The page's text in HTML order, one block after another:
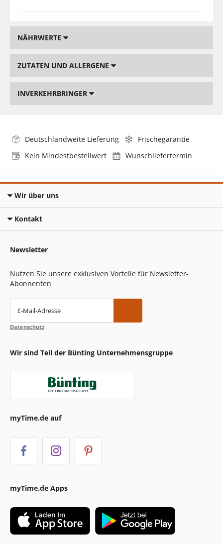
NÄHRWERTE
ZUTATEN UND ALLERGENE
INVERKEHRBRINGER
Deutschlandweite Lieferung
Frischegarantie
Kein Mindestbestellwert
Wunschliefertermin
Wir über uns
Kontakt
Newsletter
Nutzen Sie unsere exklusiven Vorteile für Newsletter-
Abonnenten
E-Mail-Adresse
Datenschutz
Wir sind Teil der Bünting Unternehmensgruppe
myTime.de auf
myTime.de Apps